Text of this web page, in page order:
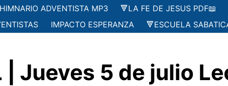
ADVENTISTA MP3 🔻LA FE DE JESUS PDF📖
IMPACTO ESPERANZA 🔻ESCUELA
| Jueves 5 de julio